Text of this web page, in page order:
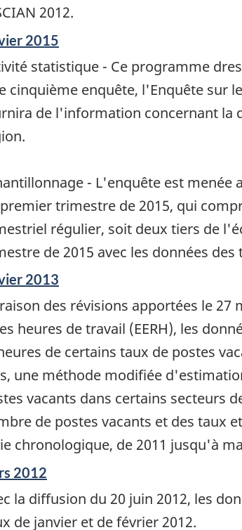
2012.
2015
statistique - Ce programme
cinquième enquête, l'Enquête sur
de l'information concernant la
- L'enquête est
trimestre de 2015, qui
régulier, soit deux tiers de
de 2015 avec les données
2013
des révisions apportées le
heures de travail (EERH), les
de certains taux de postes
une méthode modifiée
vacants dans certains secteurs
de postes vacants et des taux
chronologique, de 2011 jusqu'à
2012
la diffusion du 20 juin 2012, les
de janvier et de février 2012.